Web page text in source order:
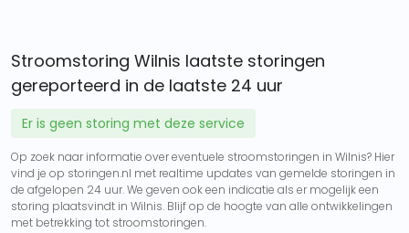
Stroomstoring Wilnis laatste storingen
gereporteerd in de laatste 24 uur
Er is geen storing met deze service
Op zoek naar informatie over eventuele stroomstoringen in Wilnis? Hier
vind je op storingen.nl met realtime updates van gemelde storingen in
de afgelopen 24 uur. We geven ook een indicatie als er mogelijk een
storing plaatsvindt in Wilnis. Blijf op de hoogte van alle ontwikkelingen
met betrekking tot stroomstoringen.